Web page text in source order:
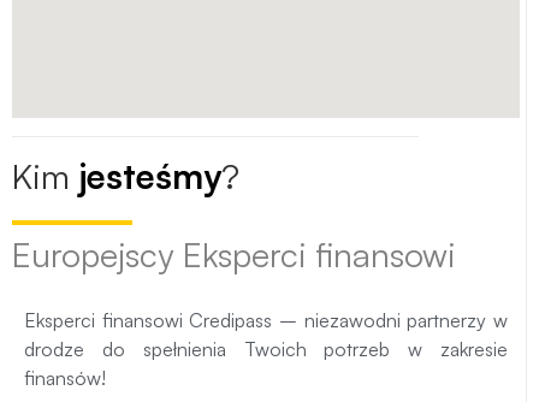
Kim jesteśmy?
Europejscy Eksperci finansowi
Eksperci finansowi Credipass – niezawodni partnerzy w
drodze do spełnienia Twoich potrzeb w zakresie
finansów!